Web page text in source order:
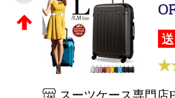
スーツケース専門店